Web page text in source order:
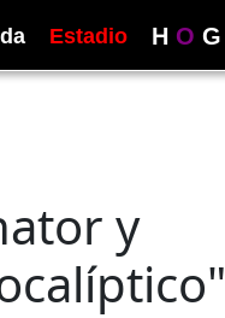
Estadio H O G
y